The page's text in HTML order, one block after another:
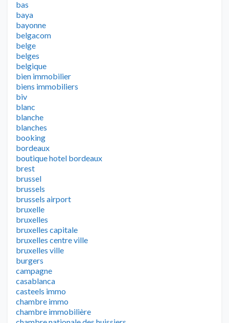
bas
baya
bayonne
belgacom
belge
belges
belgique
bien immobilier
biens immobiliers
biv
blanc
blanche
blanches
booking
bordeaux
boutique hotel bordeaux
brest
brussel
brussels
brussels airport
bruxelle
bruxelles
bruxelles capitale
bruxelles centre ville
bruxelles ville
burgers
campagne
casablanca
casteels immo
chambre immo
chambre immobilière